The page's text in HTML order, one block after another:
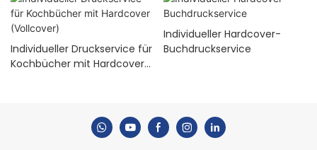
Individueller Druckservice für
Kochbücher mit Hardcover
Individueller Hardcover-
Buchdruckservice